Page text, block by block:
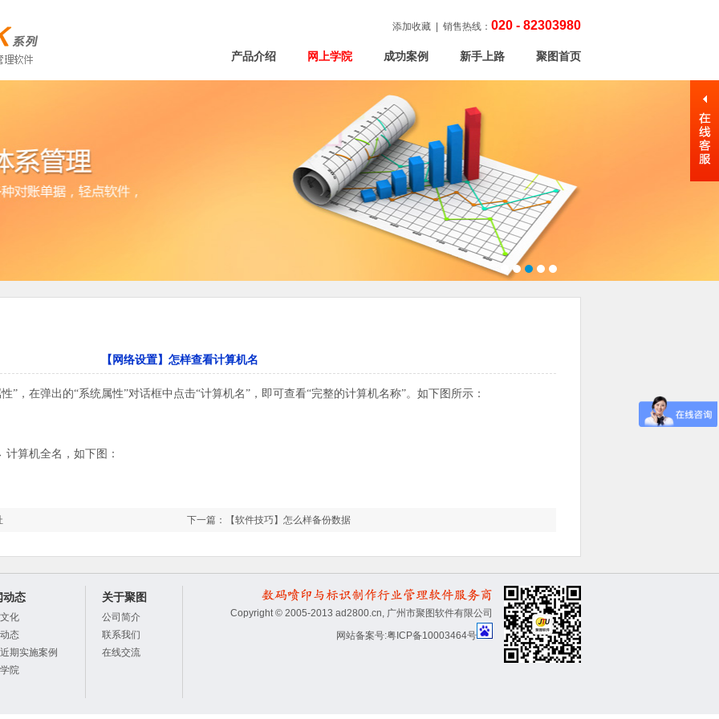
添加收藏 | 销售热线： 020 - 82303980
产品介绍 网上学院 成功案例 新手上路 聚图首页
【网络设置】怎样查看计算机名
”，在弹出的“系统属性”对话框中点击“计算机名”，即可查看“完整的计算机名称”。如下图所示：
算机全名，如下图：
下一篇： 【软件技巧】怎么样备份数据
动态
化
态
期实施案例
院
关于聚图
公司简介
联系我们
在线交流
Copyright © 2005-2013 ad2800.cn, 广州市聚图软件有限公司
网站备案号:粤ICP备10003464号